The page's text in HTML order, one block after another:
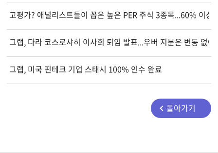
고평가? 애널리스트들이 꼽은 높은 PER 주식 3종목...60% 이상
그랩, 다라 코스로샤히 이사회 퇴임 발표...우버 지분은 변동 없어
그랩, 미국 핀테크 기업 스태시 100% 인수 완료
돌아가기